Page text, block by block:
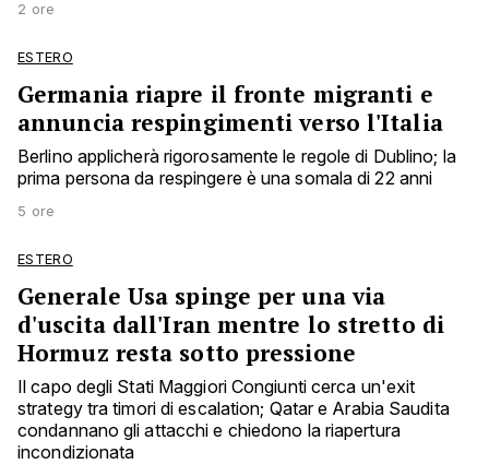
2 ore
ESTERO
Germania riapre il fronte migranti e
annuncia respingimenti verso l'Italia
Berlino applicherà rigorosamente le regole di Dublino; la
prima persona da respingere è una somala di 22 anni
5 ore
ESTERO
Generale Usa spinge per una via
d'uscita dall'Iran mentre lo stretto di
Hormuz resta sotto pressione
Il capo degli Stati Maggiori Congiunti cerca un'exit
strategy tra timori di escalation; Qatar e Arabia Saudita
condannano gli attacchi e chiedono la riapertura
incondizionata